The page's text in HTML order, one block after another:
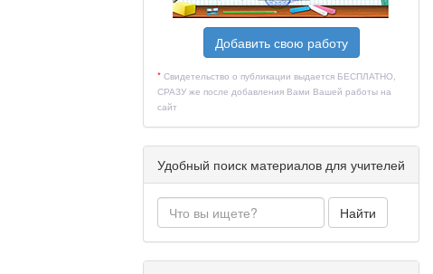
Добавить свою работу
* Свидетельство о публикации выдается БЕСПЛАТНО,
СРАЗУ же после добавления Вами Вашей работы на
сайт
Удобный поиск материалов для учителей
Найти